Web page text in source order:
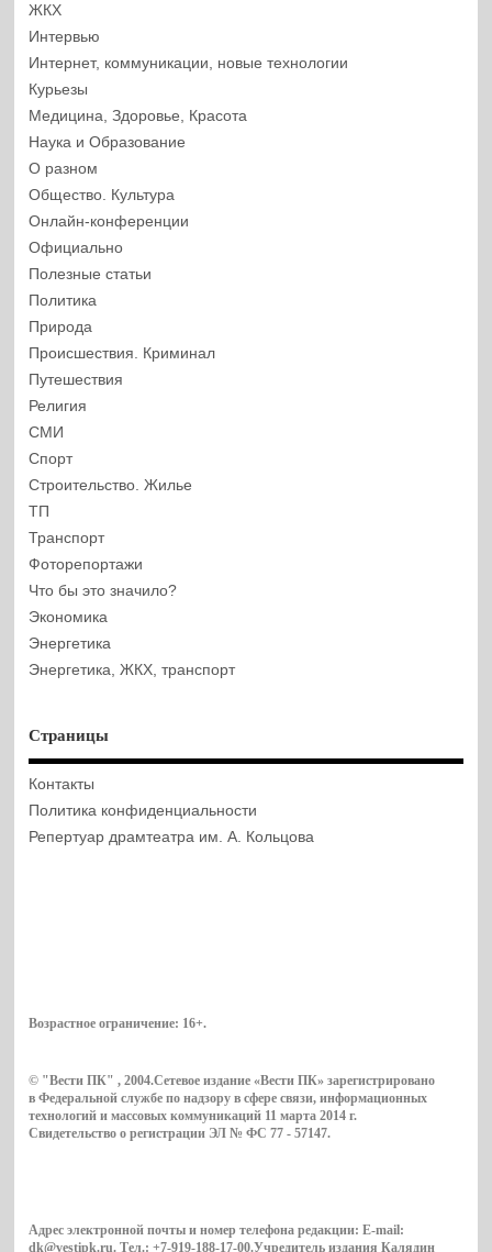
ЖКХ
Интервью
Интернет, коммуникации, новые технологии
Курьезы
Медицина, Здоровье, Красота
Наука и Образование
О разном
Общество. Культура
Онлайн-конференции
Официально
Полезные статьи
Политика
Природа
Происшествия. Криминал
Путешествия
Религия
СМИ
Спорт
Строительство. Жилье
ТП
Транспорт
Фоторепортажи
Что бы это значило?
Экономика
Энергетика
Энергетика, ЖКХ, транспорт
Страницы
Контакты
Политика конфиденциальности
Репертуар драмтеатра им. А. Кольцова
Возрастное ограничение: 16+.
© "Вести ПК" , 2004.Сетевое издание «Вести ПК» зарегистрировано
в Федеральной службе по надзору в сфере связи, информационных
технологий и массовых коммуникаций 11 марта 2014 г.
Свидетельство о регистрации ЭЛ № ФС 77 - 57147.
Адрес электронной почты и номер телефона редакции: E-mail:
dk@vestipk.ru. Тел.: +7-919-188-17-00.Учредитель издания Калядин